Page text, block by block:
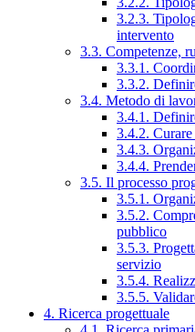
3.2.3.
intervento
3.3. Competenze,
3.3.1.
3.3.2.
3.4. Metodo di
3.4.1.
3.4.2.
3.4.3.
3.4.4.
3.5. Il processo
3.5.1.
3.5.2.
pubblico
3.5.3.
servizio
3.5.4.
3.5.5.
4. Ricerca progettuale